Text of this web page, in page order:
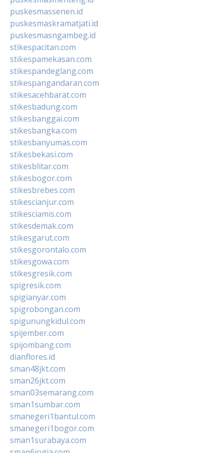
puskesmassenen.id
puskesmaskramatjati.id
puskesmasngambeg.id
stikespacitan.com
stikespamekasan.com
stikespandeglang.com
stikespangandaran.com
stikesacehbarat.com
stikesbadung.com
stikesbanggai.com
stikesbangka.com
stikesbanyumas.com
stikesbekasi.com
stikesblitar.com
stikesbogor.com
stikesbrebes.com
stikescianjur.com
stikesciamis.com
stikesdemak.com
stikesgarut.com
stikesgorontalo.com
stikesgowa.com
stikesgresik.com
spigresik.com
spigianyar.com
spigrobongan.com
spigunungkidul.com
spijember.com
spijombang.com
dianflores.id
sman48jkt.com
sman26jkt.com
sman03semarang.com
sman1sumbar.com
smanegeri1bantul.com
smanegeri1bogor.com
sman1surabaya.com